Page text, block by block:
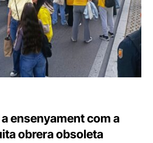
ensenyament com a
obrera obsoleta